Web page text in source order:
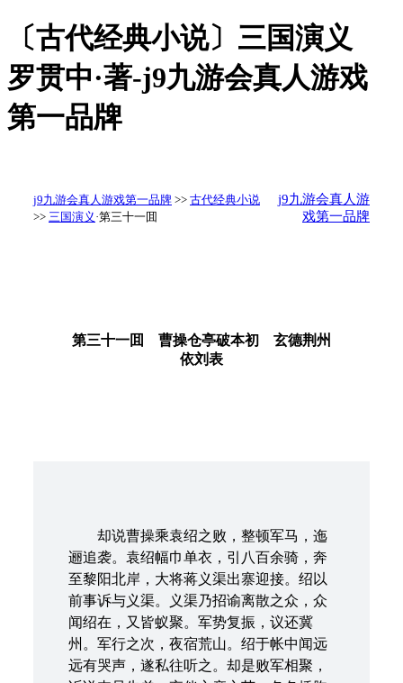
〔古代经典小说〕三国演义
罗贯中·著-j9九游会真人游戏
第一品牌
j9九游会真人游戏第一品牌 >> 古代经典小说
>> 三国演义 ·第三十一囬
j9九游会真人游
戏第一品牌
第三十一囬 曹操仓亭破本初 玄德荆州
依刘表
却说曹操乘袁绍之败，整顿军马，迤
逦追袭。袁绍幅巾单衣，引八百余骑，奔
至黎阳北岸，大将蒋义渠出寨迎接。绍以
前事诉与义渠。义渠乃招谕离散之众，众
闻绍在，又皆蚁聚。军势复振，议还冀
州。军行之次，夜宿荒山。绍于帐中闻远
远有哭声，遂私往听之。却是败军相聚，